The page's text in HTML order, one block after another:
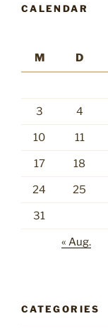
CALENDAR
M
D
3 4
10 11
17 18
24 25
31
« Aug.
CATEGORIES